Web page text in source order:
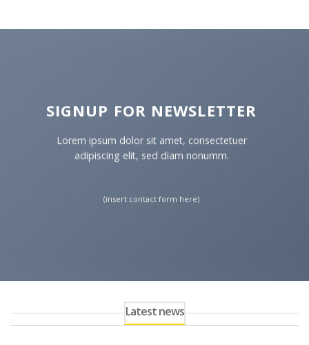
SIGNUP FOR NEWSLETTER
Lorem ipsum dolor sit amet, consectetuer
adipiscing elit, sed diam nonumm.
(insert contact form here)
Latest news